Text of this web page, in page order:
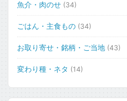
魚介・肉のせ (34)
ごはん・主食もの (34)
お取り寄せ・銘柄・ご当地 (43)
変わり種・ネタ (14)